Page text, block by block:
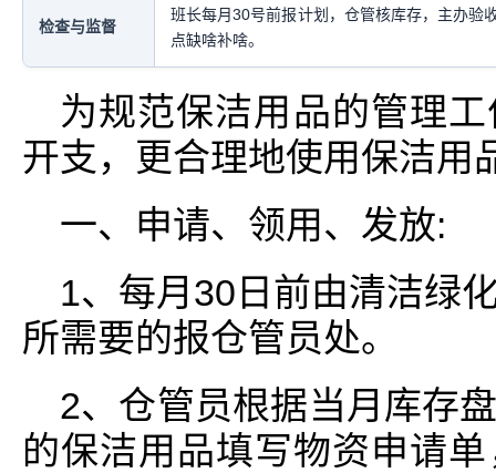
检查与监督
班长每月30号前报计划，仓管核库存，主办验
点缺啥补啥。
为规范保洁用品的管理
开支，更合理地使用保洁用
一、申请、领用、发放:
1、每月30日前由清洁绿
所需要的报仓管员处。
2、仓管员根据当月库存
的保洁用品填写物资申请